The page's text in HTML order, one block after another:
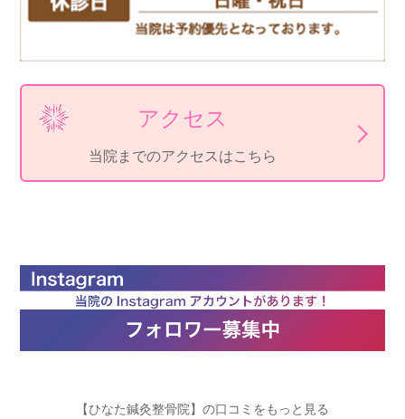
アクセス
当院までのアクセスはこちら
【ひなた鍼灸整骨院】の口コミをもっと見る